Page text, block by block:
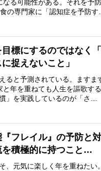
る可能性がある。それを予
の専門家に「認知症を予防す…
標にするのではなく
捉えないこと」
と予測されている。ますま
年を重ねても人生を謳歌す
を実践しているのが「さ…
『フレイル』の予防
積極的に持つこと…
、元気に楽しく年を重ねたい